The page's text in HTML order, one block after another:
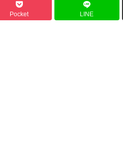
Pocket LINE